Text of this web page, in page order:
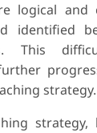
logical and
identified
This
strategy.
strategy,